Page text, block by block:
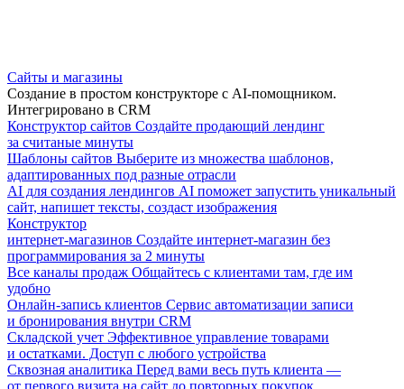
Сайты и магазины
Создание в простом конструкторе с AI-помощником.
Интегрировано в CRM
Конструктор сайтов Создайте продающий лендинг
за считаные минуты
Шаблоны сайтов Выберите из множества шаблонов,
адаптированных под разные отрасли
AI для создания лендингов AI поможет запустить уникальный
сайт, напишет тексты, создаст изображения
Конструктор
интернет-магазинов Создайте интернет-магазин без
программирования за 2 минуты
Все каналы продаж Общайтесь с клиентами там, где им
удобно
Онлайн-запись клиентов Сервис автоматизации записи
и бронирования внутри CRM
Складской учет Эффективное управление товарами
и остатками. Доступ с любого устройства
Сквозная аналитика Перед вами весь путь клиента —